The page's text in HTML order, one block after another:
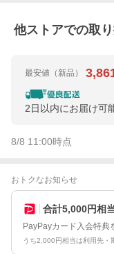
他ストアでの取
最安値 （新品）
2日以内にお届け可
8/8 11:00時点
おトクなお知らせ
合計5,000円相
PayPayカード入会特典
うち2,000円相当は利用先・